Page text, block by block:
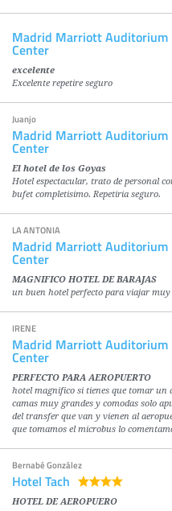
Madrid Marriott Auditorium
Center
excelente
Excelente repetire seguro
Juanjo
Madrid Marriott Auditorium
Center
El hotel de los Goyas
Hotel espectacular, trato de personal
bufet completisimo. Repetiria seguro.
LA ANTONIA
Madrid Marriott Auditorium
Center
MAGNIFICO HOTEL DE BARAJAS
un buen hotel perfecto para viajar muy
IRENE
Madrid Marriott Auditorium
Center
PERFECTO PARA AEROPUERTO
hotel magnifico si tienes que tomar un
camas muy grandes y comodas solo
del transfer que van y vienen al
que tomamos el microbus lo
Bernabé González
Hotel Tach
HOTEL DE AEROPUERO